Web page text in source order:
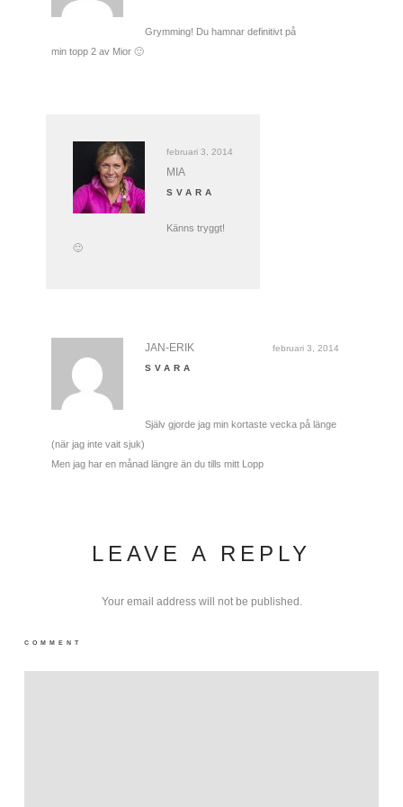
Grymming! Du hamnar definitivt på
min topp 2 av Mior 🙂
februari 3, 2014
MIA
SVARA
Känns tryggt!
🙂
februari 3, 2014
JAN-ERIK
SVARA
Själv gjorde jag min kortaste vecka på länge
(när jag inte vait sjuk)
Men jag har en månad längre än du tills mitt Lopp
LEAVE A REPLY
Your email address will not be published.
COMMENT